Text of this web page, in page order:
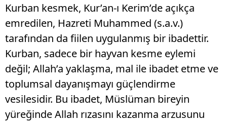
Kurban kesmek, Kur’an-ı Kerim’de açıkça
emredilen, Hazreti Muhammed (s.a.v.)
tarafından da fiilen uygulanmış bir ibadettir.
Kurban, sadece bir hayvan kesme eylemi
değil; Allah’a yaklaşma, mal ile ibadet etme ve
toplumsal dayanışmayı güçlendirme
vesilesidir. Bu ibadet, Müslüman bireyin
yüreğinde Allah rızasını kazanma arzusunu